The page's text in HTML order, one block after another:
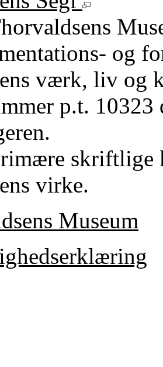
og
værk, liv og
p.t.
virke.
Museum